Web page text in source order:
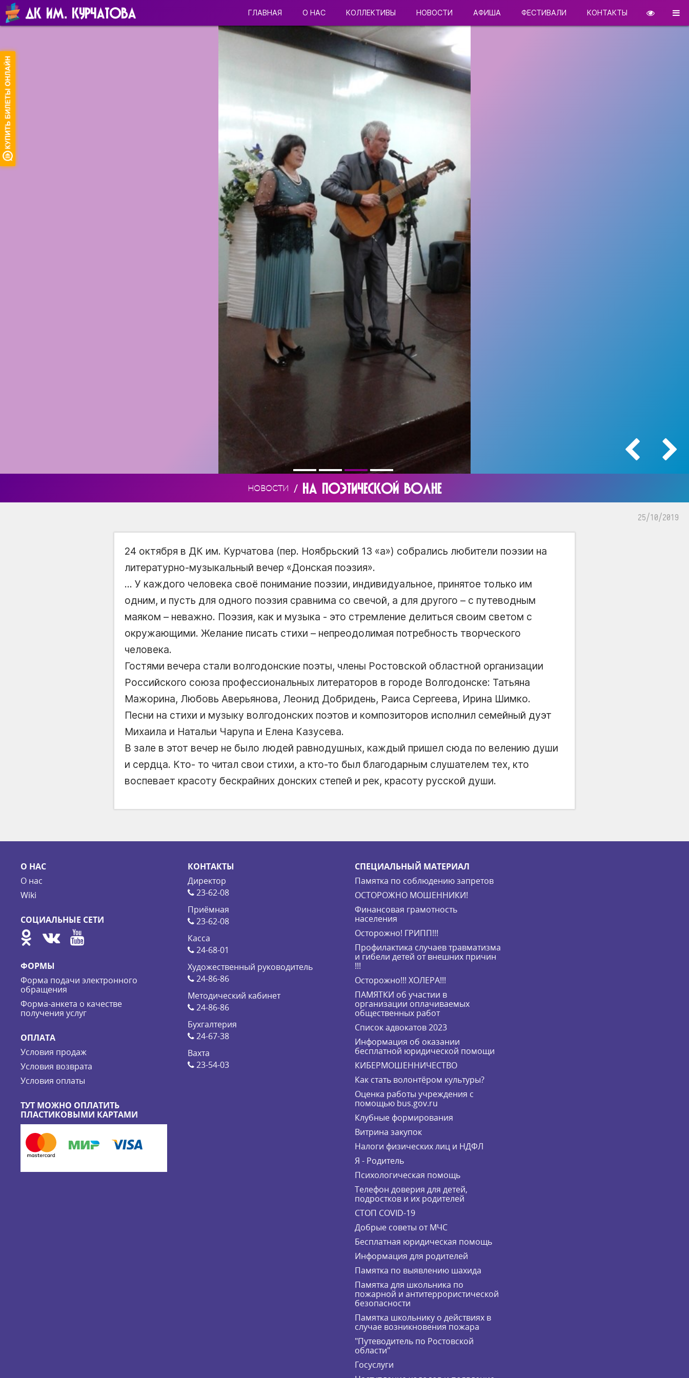
ДК ИМ. КУРЧАТОВА ГЛАВНАЯ О НАС КОЛЛЕКТИВЫ НОВОСТИ АФИША ФЕСТИВАЛИ КОНТАКТЫ
НОВОСТИ / НА ПОЭТИЧЕСКОЙ ВОЛНЕ
25/10/2019
24 октября в ДК им. Курчатова (пер. Ноябрьский 13 «а») собрались любители поэзии на
литературно-музыкальный вечер «Донская поэзия».
… У каждого человека своё понимание поэзии, индивидуальное, принятое только им
одним, и пусть для одного поэзия сравнима со свечой, а для другого – с путеводным
маяком – неважно. Поэзия, как и музыка - это стремление делиться своим светом с
окружающими. Желание писать стихи – непреодолимая потребность творческого
человека.
Гостями вечера стали волгодонские поэты, члены Ростовской областной организации
Российского союза профессиональных литераторов в городе Волгодонске: Татьяна
Мажорина, Любовь Аверьянова, Леонид Добридень, Раиса Сергеева, Ирина Шимко.
Песни на стихи и музыку волгодонских поэтов и композиторов исполнил семейный дуэт
Михаила и Натальи Чарупа и Елена Казусева.
В зале в этот вечер не было людей равнодушных, каждый пришел сюда по велению души
и сердца. Кто- то читал свои стихи, а кто-то был благодарным слушателем тех, кто
воспевает красоту бескрайних донских степей и рек, красоту русской души.
О НАС
О нас
Wiki
СОЦИАЛЬНЫЕ СЕТИ
ФОРМЫ
Форма подачи электронного
обращения
Форма-анкета о качестве
получения услуг
ОПЛАТА
Условия продаж
Условия возврата
Условия оплаты
ТУТ МОЖНО ОПЛАТИТЬ
ПЛАСТИКОВЫМИ КАРТАМИ
КОНТАКТЫ
Директор
23-62-08
Приёмная
23-62-08
Касса
24-68-01
Художественный руководитель
24-86-86
Методический кабинет
24-86-86
Бухгалтерия
24-67-38
Вахта
23-54-03
СПЕЦИАЛЬНЫЙ МАТЕРИАЛ
Памятка по соблюдению запретов
ОСТОРОЖНО МОШЕННИКИ!
Финансовая грамотность
населения
Осторожно! ГРИПП!!!
Профилактика случаев травматизма
и гибели детей от внешних причин
!!!
Осторожно!!! ХОЛЕРА!!!
ПАМЯТКИ об участии в
организации оплачиваемых
общественных работ
Список адвокатов 2023
Информация об оказании
бесплатной юридической помощи
КИБЕРМОШЕННИЧЕСТВО
Как стать волонтёром культуры?
Оценка работы учреждения с
помощью bus.gov.ru
Клубные формирования
Витрина закупок
Налоги физических лиц и НДФЛ
Я - Родитель
Психологическая помощь
Телефон доверия для детей,
подростков и их родителей
СТОП COVID-19
Добрые советы от МЧС
Бесплатная юридическая помощь
Информация для родителей
Памятка по выявлению шахида
Памятка для школьника по
пожарной и антитеррористической
безопасности
Памятка школьнику о действиях в
случае возникновения пожара
"Путеводитель по Ростовской
области"
Госуслуги